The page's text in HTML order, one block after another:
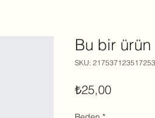
Bu bir ürün
SKU: 217537123517253
₺25,00Price